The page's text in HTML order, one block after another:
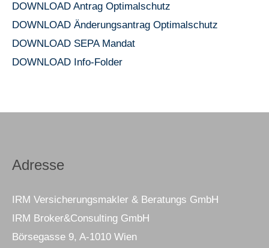
DOWNLOAD Antrag Optimalschutz
DOWNLOAD Änderungsantrag Optimalschutz
DOWNLOAD SEPA Mandat
DOWNLOAD Info-Folder
Adresse
IRM Versicherungsmakler & Beratungs GmbH
IRM Broker&Consulting GmbH
Börsegasse 9, A-1010 Wien